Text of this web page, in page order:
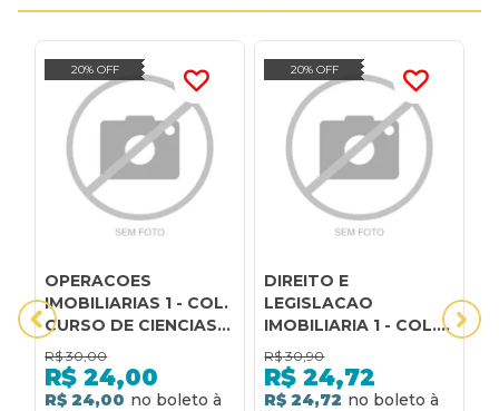
20% OFF
OPERACOES
IMOBILIARIAS 1 - COL.
CURSO DE CIENCIAS
IMOBILIARIAS - 1
R$ 30,00
R$ 24,00
R$ 24,00
20% OFF
DIREITO E
LEGISLACAO
IMOBILIARIA 1 - COL.
CURSO DE CIENCIAS
IMOBILIARIAS - 1
R$ 30,90
R$ 24,72
R$ 24,72